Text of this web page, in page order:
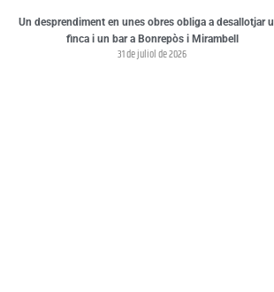
Un desprendiment en unes obres obliga a desallotjar
finca i un bar a Bonrepòs i Mirambell
31 de juliol de 2026